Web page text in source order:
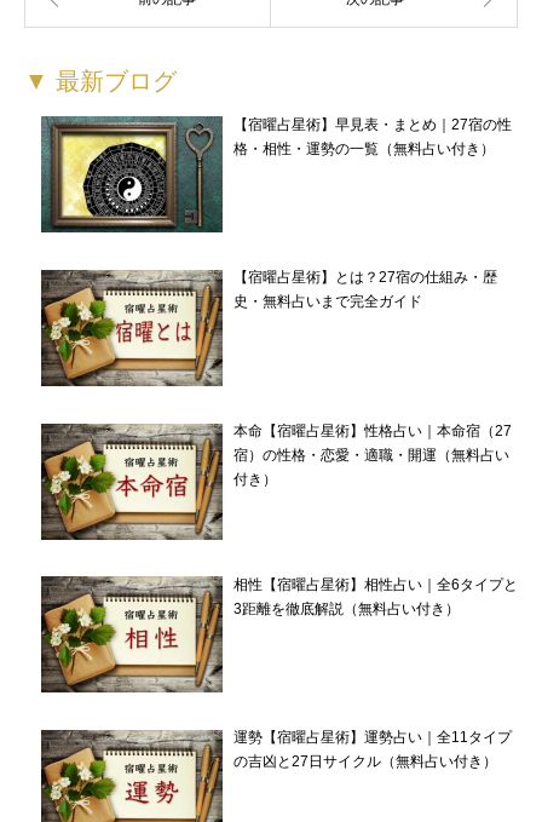
▼ 最新ブログ
【宿曜占星術】早見表・まとめ｜27宿の性
格・相性・運勢の一覧（無料占い付き）
【宿曜占星術】とは？27宿の仕組み・歴
史・無料占いまで完全ガイド
本命【宿曜占星術】性格占い｜本命宿（27
宿）の性格・恋愛・適職・開運（無料占い
付き）
相性【宿曜占星術】相性占い｜全6タイプと
3距離を徹底解説（無料占い付き）
運勢【宿曜占星術】運勢占い｜全11タイプ
の吉凶と27日サイクル（無料占い付き）
カテゴリー
占術